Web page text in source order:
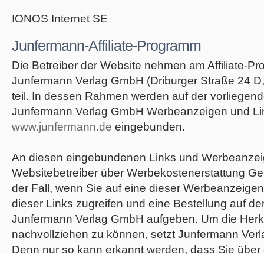
IONOS Internet SE
Junfermann-Affiliate-Programm
Die Betreiber der Website nehmen am Affiliate-
Junfermann Verlag GmbH (Driburger Straße 24
teil. In dessen Rahmen werden auf der
Junfermann Verlag GmbH Werbeanzeigen und
www.junfermann.de eingebunden.
An diesen eingebundenen Links und
Websitebetreiber über Werbekostenerstattung
der Fall, wenn Sie auf eine dieser
dieser Links zugreifen und eine Bestellung auf
Junfermann Verlag GmbH aufgeben. Um die
nachvollziehen zu können, setzt Junfermann
Denn nur so kann erkannt werden, dass Sie über